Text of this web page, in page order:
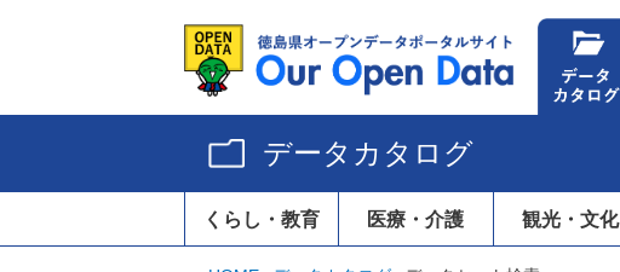
データカタログ
くらし・教育 医療・介護 観光・文化